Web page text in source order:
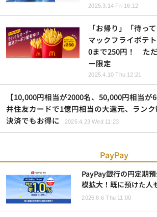
2025.3.14 Fri 16:12
「お帰り」「待っ
マックフライポテ
0まで250円！ た
ー限定
2025.4.10 Thu 12:21
【10,000円相当が2000名、50,000円相当が
井住友カードで1億円相当の大還元、ラン
決済でもお得に
2025.4.23 Wed 11:23
PayPay
PayPay銀行の円定期
模拡大！既に預けた人
2026.8.6 Thu 11:00